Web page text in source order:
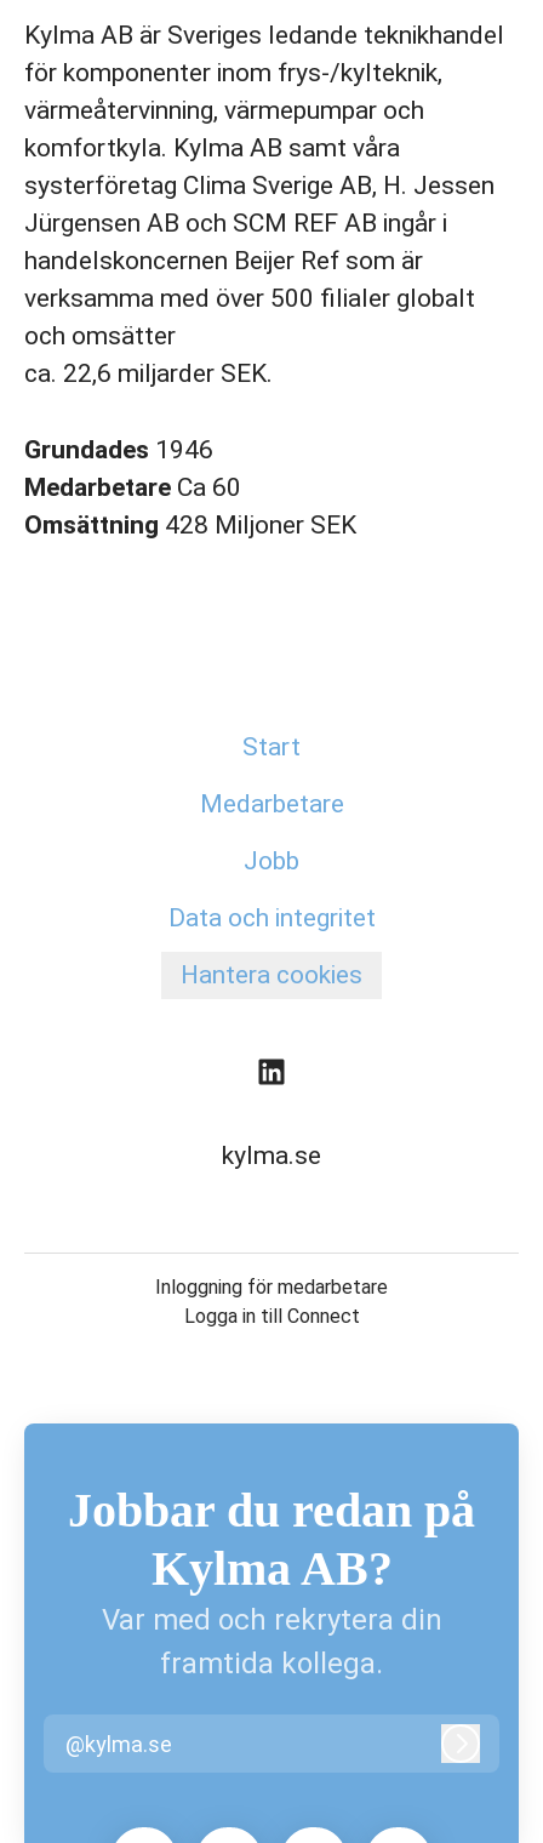
Kylma AB är Sveriges ledande teknikhandel
för komponenter inom frys-/kylteknik,
värmeåtervinning, värmepumpar och
komfortkyla. Kylma AB samt våra
systerföretag Clima Sverige AB, H. Jessen
Jürgensen AB och SCM REF AB ingår i
handelskoncernen Beijer Ref som är
verksamma med över 500 filialer globalt
och omsätter
ca. 22,6 miljarder SEK.
Grundades 1946
Medarbetare Ca 60
Omsättning 428 Miljoner SEK
Start
Medarbetare
Jobb
Data och integritet
Hantera cookies
kylma.se
Inloggning för medarbetare
Logga in till Connect
Jobbar du redan på
Kylma AB?
Var med och rekrytera din
framtida kollega.
@kylma.se